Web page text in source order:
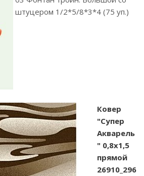
штуцером 1/2*5/8*3*4 (75 уп.)
Ковер
"Супер
Акварель
" 0,8х1,5
прямой
26910_296